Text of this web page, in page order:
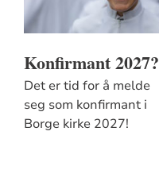
Konfirmant 2027?
Det er tid for å melde
seg som konfirmant i
Borge kirke 2027!